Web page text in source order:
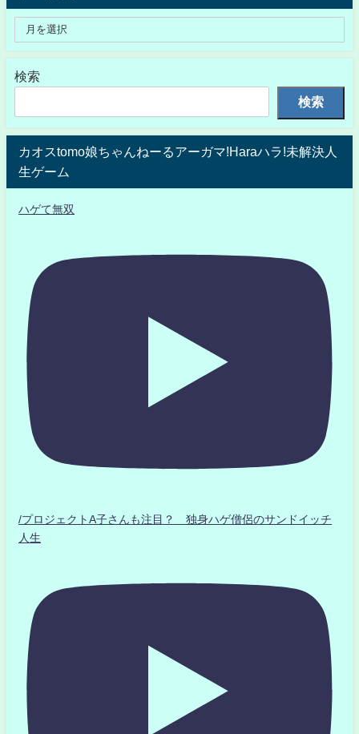
検索
検索
カオスtomo娘ちゃんねーるアーガマ!Haraハラ!未解決人
生ゲーム
ハゲて無双
/プロジェクトA子さんも注目？ 独身ハゲ僧侶のサンドイッチ
人生